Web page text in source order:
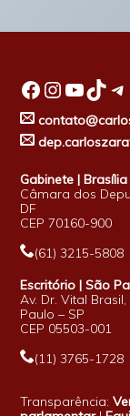
Facebook InstagramYoutube TikTok Telegram
Gabinete | Brasília
Câmara dos
DF
CEP 70160-900
(61) 3215-5808
Escritório | São
Av. Dr. Vital
Paulo – SP
CEP 05503-001
(11) 3765-1728
Transparência: